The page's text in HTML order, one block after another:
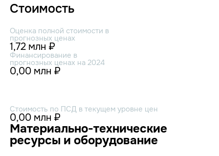
Стоимость
Оценка полной стоимости в
прогнозных ценах
1,72 млн ₽
Финансирование в
прогнозных ценах на 2024
0,00 млн ₽
Стоимость по ПСД в текущем уровне цен
0,00 млн ₽
Материально-технические
ресурсы и оборудование